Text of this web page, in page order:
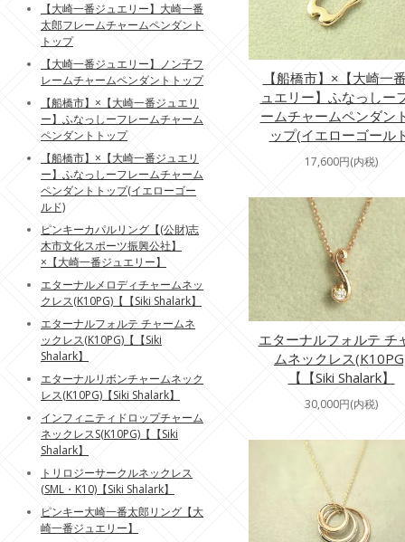
【船橋市】×【大崎一
ュエリー】ふなっしー
ームチャームペンダン
ップ(イエローゴール
17,600円(内税)
エターナルフォルテ チ
ムネックレス
【【Siki Shalark】
30,000円(内税)
【大崎一番ジュエリー】大崎一番
太郎フレームチャームペンダント
トップ
【大崎一番ジュエリー】ノン子フ
レームチャームペンダントトップ
【船橋市】×【大崎一番ジュエリ
ー】ふなっしーフレームチャーム
ペンダントトップ
【船橋市】×【大崎一番ジュエリ
ー】ふなっしーフレームチャーム
ペンダントトップ(イエローゴー
ルド)
ピンキーカパルリング【(公財)志
木市文化スポーツ振興公社】
×【大崎一番ジュエリー】
エターナルメロディチャームネッ
クレス(K10PG)【【Siki Shalark】
エターナルフォルテ チャームネ
ックレス(K10PG)【【Siki
Shalark】
エターナルリボンチャームネック
レス(K10PG)【Siki Shalark】
インフィニティドロップチャーム
ネックレスS(K10PG)【【Siki
Shalark】
トリロジーサークルネックレス
(SML・K10)【Siki Shalark】
ピンキー大崎一番太郎リング【大
崎一番ジュエリー】